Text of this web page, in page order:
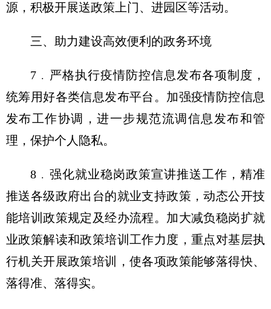
源，积极开展送政策上门、进园区等活动。
三、助力建设高效便利的政务环境
7﹒严格执行疫情防控信息发布各项制度，
统筹用好各类信息发布平台。加强疫情防控信息
发布工作协调，进一步规范流调信息发布和管
理，保护个人隐私。
8﹒强化就业稳岗政策宣讲推送工作，精准
推送各级政府出台的就业支持政策，动态公开技
能培训政策规定及经办流程。加大减负稳岗扩就
业政策解读和政策培训工作力度，重点对基层执
行机关开展政策培训，使各项政策能够落得快、
落得准、落得实。